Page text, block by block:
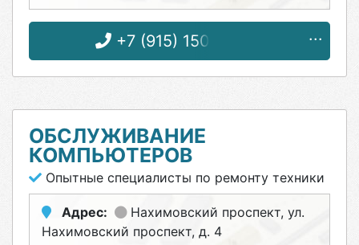
+7 (915) 150-49-49
ОБСЛУЖИВАНИЕ
КОМПЬЮТЕРОВ
Опытные специалисты по ремонту техники
Адрес: Нахимовский проспект, ул.
Нахимовский проспект, д. 4